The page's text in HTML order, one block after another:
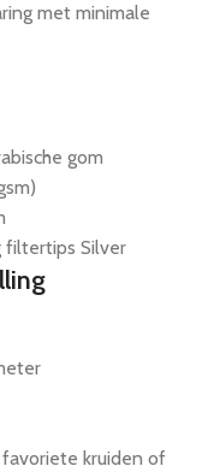
met minimale
gom
filtertips Silver
kruiden of